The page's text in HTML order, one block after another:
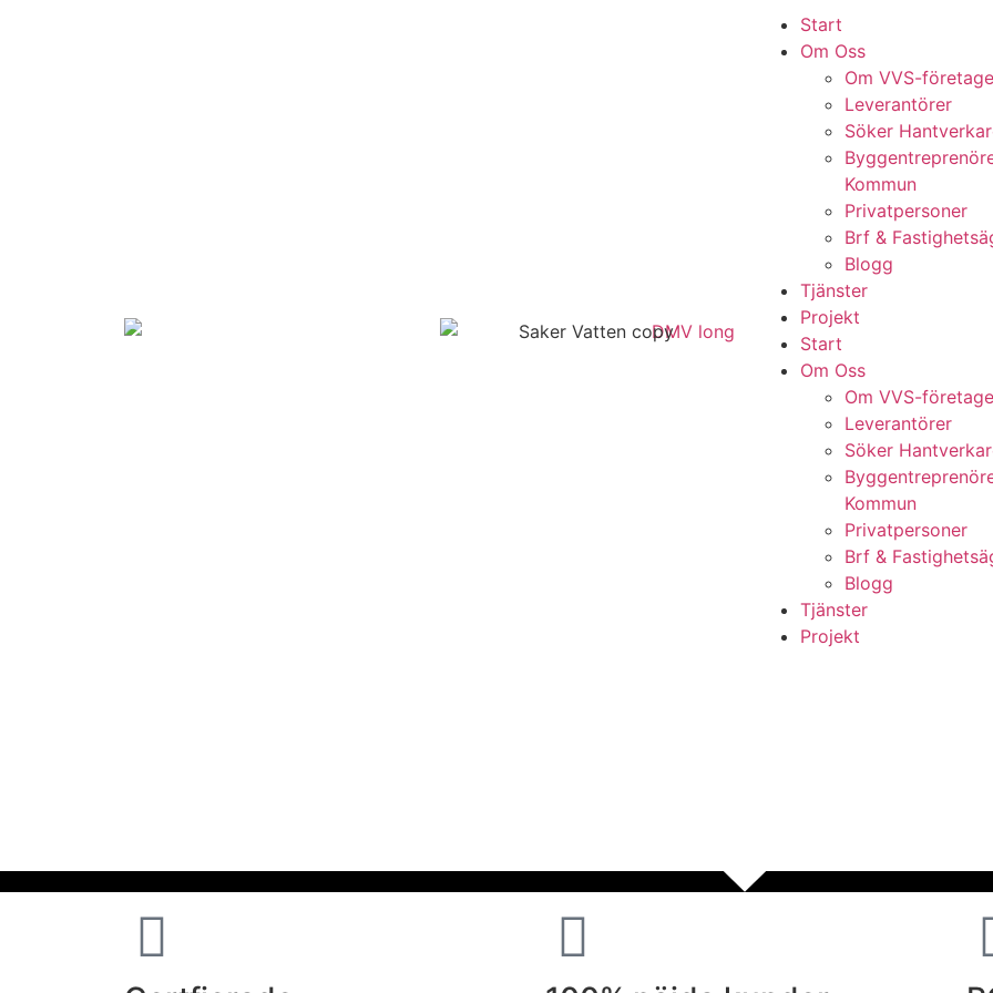
Start
Om Oss
Om VVS-
Leverantörer
Söker
Kommun
Privatpersoner
Brf &
Blogg
Tjänster
Projekt
Start
Om Oss
Om VVS-
Leverantörer
Söker
Kommun
Privatpersoner
Brf &
Blogg
Tjänster
Projekt